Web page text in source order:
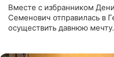
Вместе с избранником
Семенович отправилась в
осуществить давнюю